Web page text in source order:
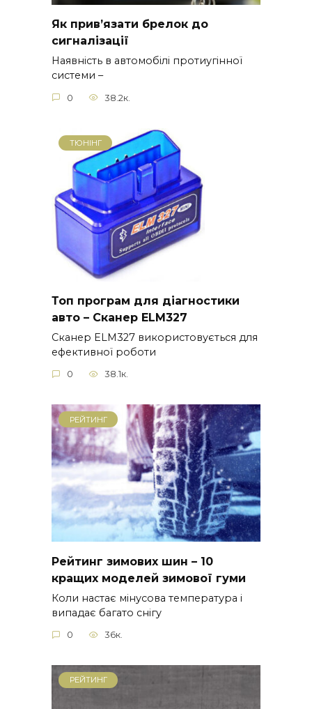
Як прив’язати брелок до
сигналізації
Наявність в автомобілі протиугінної
системи –
0 38.2к.
ТЮНІНГ
Топ програм для діагностики
авто – Сканер ELM327
Сканер ELM327 використовується для
ефективної роботи
0 38.1к.
РЕЙТИНГ
Рейтинг зимових шин – 10
кращих моделей зимової гуми
Коли настає мінусова температура і
випадає багато снігу
0 36к.
РЕЙТИНГ